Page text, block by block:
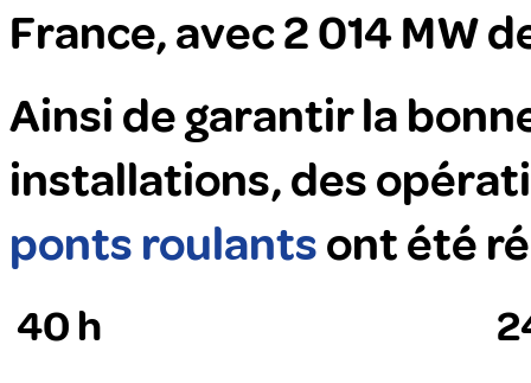
France, avec 2 014 MW
Ainsi de garantir la
installations, des
ponts roulantsont été
40 h